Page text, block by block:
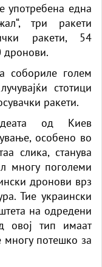
употребена една
три ракети
ракети, 54
дронови.
собориле голем
стотици
ракети.
од Киев
особено во
слика, станува
многу поголеми
дронови врз
Тие украински
на одредени
овој тип имаат
потешко за